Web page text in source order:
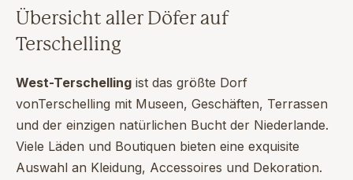
Übersicht aller Döfer auf
Terschelling
West-Terschelling ist das größte Dorf
vonTerschelling mit Museen, Geschäften, Terrassen
und der einzigen natürlichen Bucht der Niederlande.
Viele Läden und Boutiquen bieten eine exquisite
Auswahl an Kleidung, Accessoires und Dekoration.